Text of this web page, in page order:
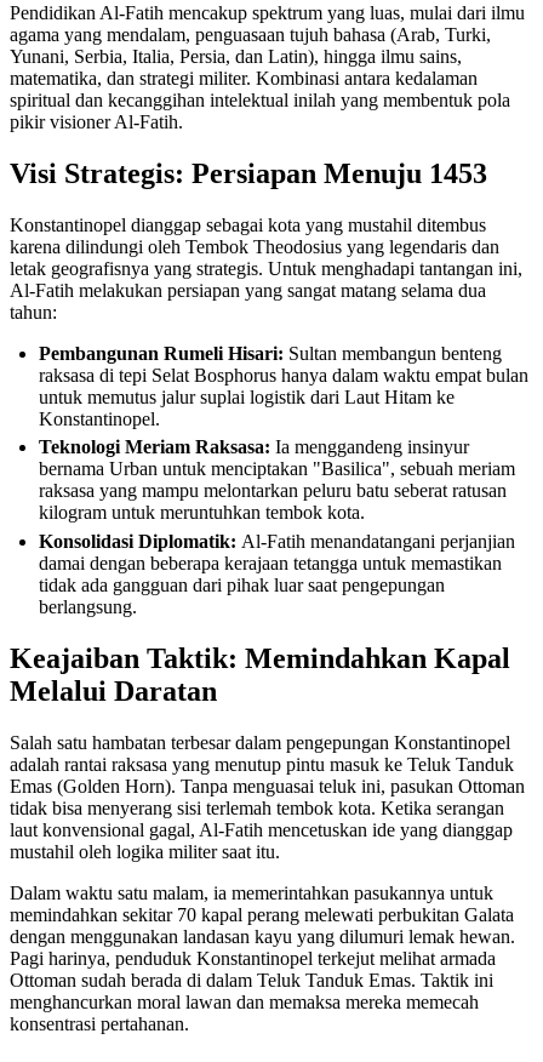
Pendidikan Al-Fatih mencakup spektrum yang luas, mulai dari ilmu
agama yang mendalam, penguasaan tujuh bahasa (Arab, Turki,
Yunani, Serbia, Italia, Persia, dan Latin), hingga ilmu sains,
matematika, dan strategi militer. Kombinasi antara kedalaman
spiritual dan kecanggihan intelektual inilah yang membentuk pola
pikir visioner Al-Fatih.
Visi Strategis: Persiapan Menuju 1453
Konstantinopel dianggap sebagai kota yang mustahil ditembus
karena dilindungi oleh Tembok Theodosius yang legendaris dan
letak geografisnya yang strategis. Untuk menghadapi tantangan ini,
Al-Fatih melakukan persiapan yang sangat matang selama dua
tahun:
Pembangunan Rumeli Hisari: Sultan membangun benteng
raksasa di tepi Selat Bosphorus hanya dalam waktu empat bulan
untuk memutus jalur suplai logistik dari Laut Hitam ke
Konstantinopel.
Teknologi Meriam Raksasa: Ia menggandeng insinyur
bernama Urban untuk menciptakan "Basilica", sebuah meriam
raksasa yang mampu melontarkan peluru batu seberat ratusan
kilogram untuk meruntuhkan tembok kota.
Konsolidasi Diplomatik: Al-Fatih menandatangani perjanjian
damai dengan beberapa kerajaan tetangga untuk memastikan
tidak ada gangguan dari pihak luar saat pengepungan
berlangsung.
Keajaiban Taktik: Memindahkan Kapal
Melalui Daratan
Salah satu hambatan terbesar dalam pengepungan Konstantinopel
adalah rantai raksasa yang menutup pintu masuk ke Teluk Tanduk
Emas (Golden Horn). Tanpa menguasai teluk ini, pasukan Ottoman
tidak bisa menyerang sisi terlemah tembok kota. Ketika serangan
laut konvensional gagal, Al-Fatih mencetuskan ide yang dianggap
mustahil oleh logika militer saat itu.
Dalam waktu satu malam, ia memerintahkan pasukannya untuk
memindahkan sekitar 70 kapal perang melewati perbukitan Galata
dengan menggunakan landasan kayu yang dilumuri lemak hewan.
Pagi harinya, penduduk Konstantinopel terkejut melihat armada
Ottoman sudah berada di dalam Teluk Tanduk Emas. Taktik ini
menghancurkan moral lawan dan memaksa mereka memecah
konsentrasi pertahanan.